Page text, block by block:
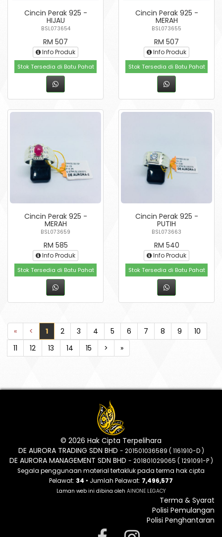
Cincin Perak 925 -
HIJAU
BSL073654
RM 507
Info Produk
Stok Tersedia di Batu Pahat
Cincin Perak 925 -
MERAH
BSL073655
RM 507
Info Produk
Stok Tersedia di Batu Pahat
Cincin Perak 925 -
MERAH
BSL073659
RM 585
Info Produk
Stok Tersedia di Batu Pahat
Cincin Perak 925 -
PUTIH
BSL073663
RM 540
Info Produk
Stok Tersedia di Batu Pahat
« < 1 2 3 4 5 6 7 8 9
10
11
12 13 14 15 > »
© 2026 Hak Cipta Terpelihara
DE AURORA TRADING SDN BHD - 201501036589 ( 1161910-D )
DE AURORA MANAGEMENT SDN BHD - 201801029065 ( 1291091-P )
Segala penggunaan material tertakluk pada terma hak cipta
Pelawat: 34 • Jumlah Pelawat: 7,496,577
Laman web ini dibina oleh AINONE LEGACY
Terma & Syarat
Polisi Pemulangan
Polisi Penghantaran